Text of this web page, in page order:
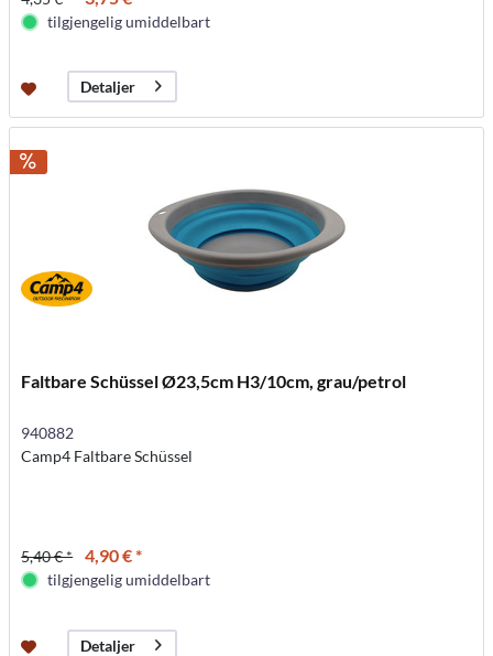
tilgjengelig umiddelbart
Detaljer
Faltbare Schüssel Ø23,5cm H3/10cm, grau/petrol
940882
Camp4 Faltbare Schüssel
5,40 € * 4,90 € *
tilgjengelig umiddelbart
Detaljer